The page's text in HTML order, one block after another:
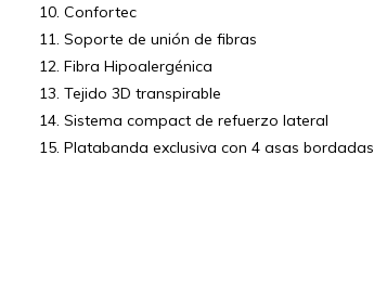
Confortec
Soporte de unión de fibras
Fibra Hipoalergénica
Tejido 3D transpirable
Sistema compact de refuerzo lateral
Platabanda exclusiva con 4 asas bordadas